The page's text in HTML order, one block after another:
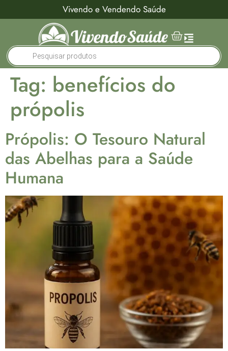
Vivendo e Vendendo Saúde
Tag: benefícios do
própolis
Própolis: O Tesouro Natural
das Abelhas para a Saúde
Humana